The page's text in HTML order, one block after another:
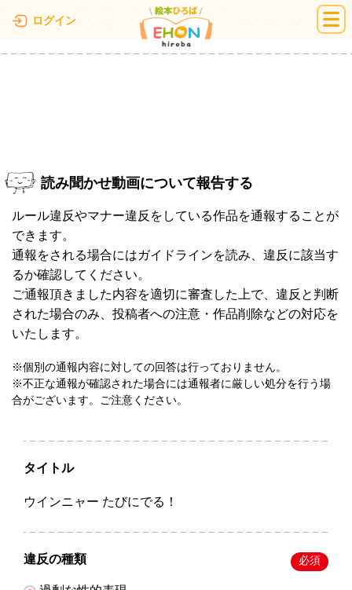
ログイン 絵本ひろば
読み聞かせ動画について報告する
ルール違反やマナー違反をしている作品を通報することが
できます。
通報をされる場合にはガイドラインを読み、違反に該当す
るか確認してください。
ご通報頂きました内容を適切に審査した上で、違反と判断
された場合のみ、投稿者への注意・作品削除などの対応を
いたします。
※個別の通報内容に対しての回答は行っておりません。
※不正な通報が確認された場合には通報者に厳しい処分を行う場
合がございます。ご注意ください。
タイトル
ウインニャー たびにでる！
違反の種類 必須